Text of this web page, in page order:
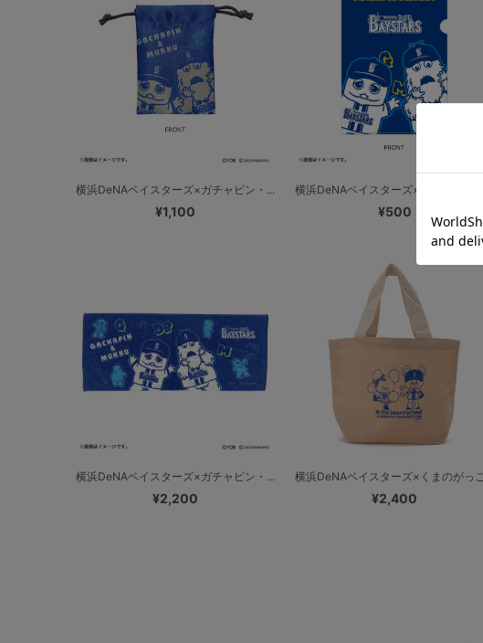
横浜DeNAベイスターズ×ガチャピン・...
¥1,100
横浜DeNAベイスターズ×ガチャピン・
¥500
横浜DeNAベイスターズ×ガチャピン・...
¥2,200
横浜DeNAベイスターズ×くまのがっ
¥2,400